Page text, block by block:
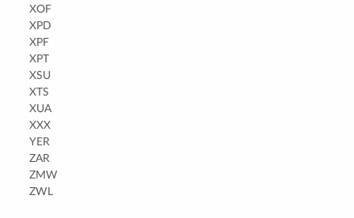
XOF
XPD
XPF
XPT
XSU
XTS
XUA
XXX
YER
ZAR
ZMW
ZWL